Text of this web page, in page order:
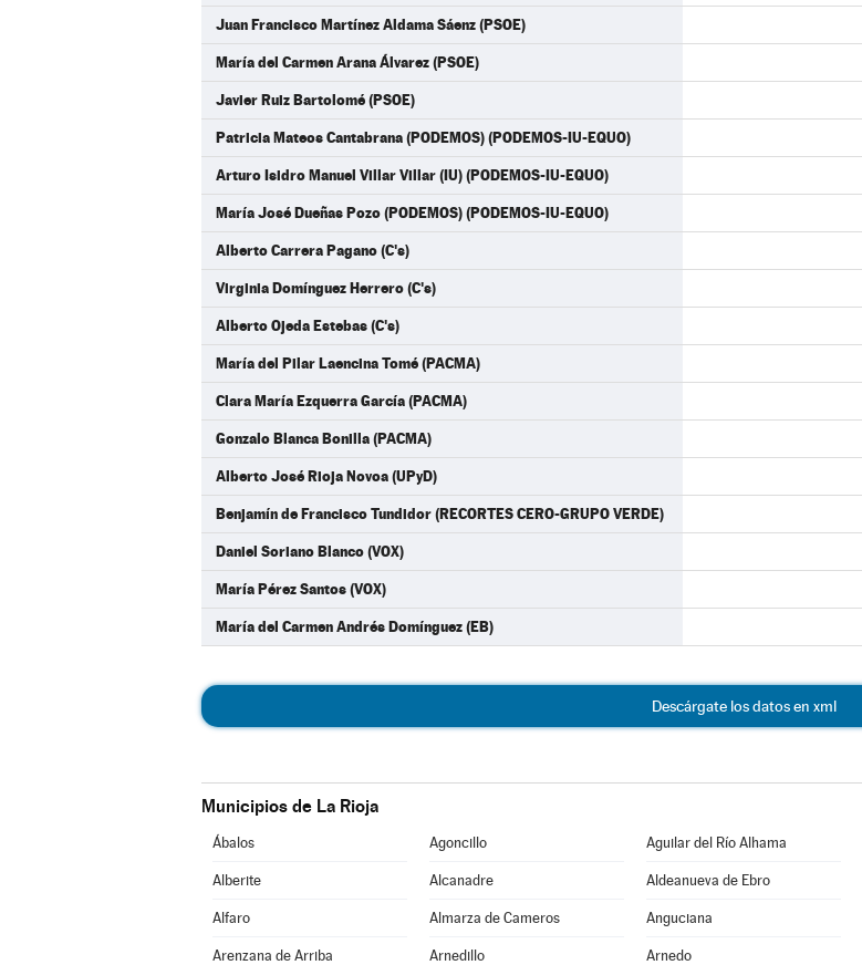
Juan Francisco Martínez Aldama Sáenz (PSOE)
María del Carmen Arana Álvarez (PSOE)
Javier Ruiz Bartolomé (PSOE)
Patricia Mateos Cantabrana (PODEMOS) (PODEMOS-IU-EQUO)
Arturo Isidro Manuel Villar Villar (IU) (PODEMOS-IU-EQUO)
María José Dueñas Pozo (PODEMOS) (PODEMOS-IU-EQUO)
Alberto Carrera Pagano (C's)
Virginia Domínguez Herrero (C's)
Alberto Ojeda Estebas (C's)
María del Pilar Laencina Tomé (PACMA)
Clara María Ezquerra García (PACMA)
Gonzalo Blanca Bonilla (PACMA)
Alberto José Rioja Novoa (UPyD)
Benjamín de Francisco Tundidor (RECORTES CERO-GRUPO VERDE)
Daniel Soriano Blanco (VOX)
María Pérez Santos (VOX)
María del Carmen Andrés Domínguez (EB)
Descárgate los datos en xml
Municipios de La Rioja
Ábalos Agoncillo Aguilar del Río Alhama
Alberite Alcanadre Aldeanueva de Ebro
Alfaro Almarza de Cameros Anguciana
Arenzana de Arriba Arnedillo Arnedo